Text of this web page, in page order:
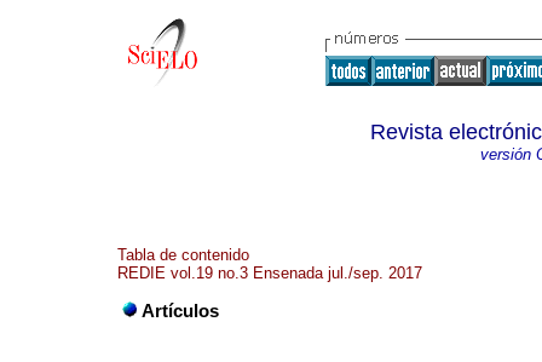
Revista
versión
Tabla de contenido
REDIE vol.19 no.3 Ensenada jul./sep. 2017
Artículos